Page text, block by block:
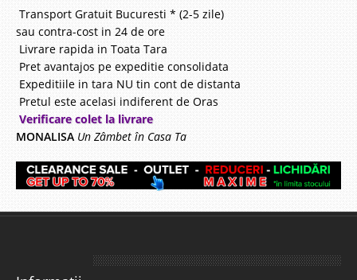
Transport Gratuit Bucuresti * (2-5 zile)
sau contra-cost in 24 de ore
Livrare rapida in Toata Tara
Pret avantajos pe expeditie consolidata
Expeditiile in tara NU tin cont de distanta
Pretul este acelasi indiferent de Oras
Verificare colet la livrare
MONALISA Un Zâmbet în Casa Ta